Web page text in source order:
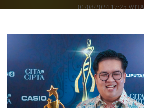
01/08/2024 17:25 WITA